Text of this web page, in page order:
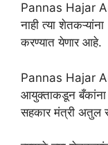
Pannas Hajar
नाही त्या
करण्यात येणार आहे.
Pannas Hajar
आयुक्ताकडून बँकांना
सहकार मंत्री अतुल